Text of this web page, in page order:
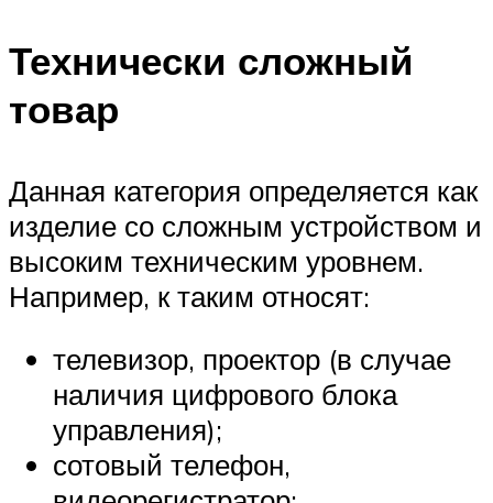
Технически сложный
товар
Данная категория определяется как
изделие со сложным устройством и
высоким техническим уровнем.
Например, к таким относят:
телевизор, проектор (в случае
наличия цифрового блока
управления);
сотовый телефон,